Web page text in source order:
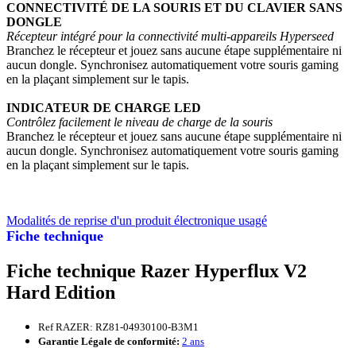
Fiche technique
CONNECTIVITÉ DE LA SOURIS ET DU CLAVIER SANS
DONGLE
Récepteur intégré pour la connectivité multi-appareils Hyperseed
Branchez le récepteur et jouez sans aucune étape supplémentaire ni
aucun dongle. Synchronisez automatiquement votre souris gaming
en la plaçant simplement sur le tapis.
INDICATEUR DE CHARGE LED
Contrôlez facilement le niveau de charge de la souris
Branchez le récepteur et jouez sans aucune étape supplémentaire ni
aucun dongle. Synchronisez automatiquement votre souris gaming
en la plaçant simplement sur le tapis.
Modalités de reprise d'un produit électronique usagé
Fiche technique Razer Hyperflux V2
Hard Edition
Ref RAZER: RZ81-04930100-B3M1
Garantie Légale de conformité: 2 ans